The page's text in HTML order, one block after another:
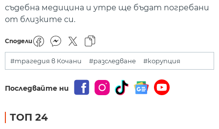
съдебна медицина и утре ще бъдат погребани
от близките си.
Сподели
#трагедия в Кочани #разследване #корупция
Последвайте ни
ТОП 24